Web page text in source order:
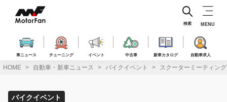
ス
車ニュース チューニング イベント 中古車 新車カタログ 自動車求人
検索 MENU
HOME 自動車・新車ニュース バイクイベント スクーターミーティン
バイクイベント